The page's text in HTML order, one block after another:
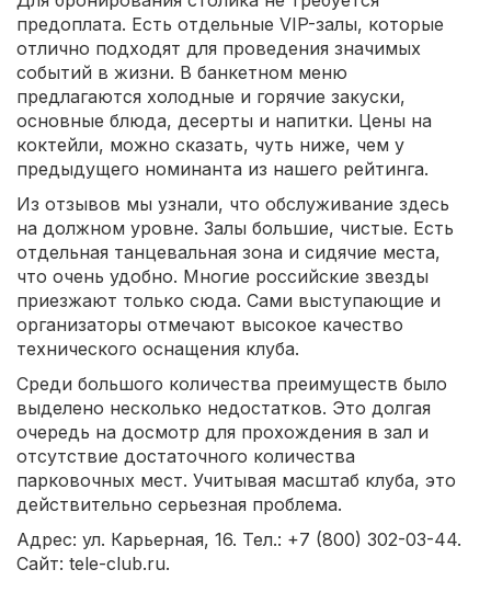
предоплата. Есть отдельные VIP-залы, которые
отлично подходят для проведения значимых
событий в жизни. В банкетном меню
предлагаются холодные и горячие закуски,
основные блюда, десерты и напитки. Цены на
коктейли, можно сказать, чуть ниже, чем у
предыдущего номинанта из нашего рейтинга.
Из отзывов мы узнали, что обслуживание здесь
на должном уровне. Залы большие, чистые. Есть
отдельная танцевальная зона и сидячие места,
что очень удобно. Многие российские звезды
приезжают только сюда. Сами выступающие и
организаторы отмечают высокое качество
технического оснащения клуба.
Среди большого количества преимуществ было
выделено несколько недостатков. Это долгая
очередь на досмотр для прохождения в зал и
отсутствие достаточного количества
парковочных мест. Учитывая масштаб клуба, это
действительно серьезная проблема.
Адрес: ул. Карьерная, 16. Тел.: +7 (800) 302-03-44.
Сайт: tele-club.ru.